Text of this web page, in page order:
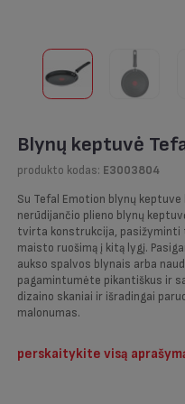
Blynų keptuvė
produkto kodas: E3003804
Su Tefal Emotion blynų
nerūdijančio plieno blynų
tvirta konstrukcija, pasižyminti
maisto ruošimą į kitą lygį.
aukso spalvos blynais arba
pagamintumėte pikantiškus ir
dizaino skaniai ir išradingai
malonumas.
perskaitykite visą